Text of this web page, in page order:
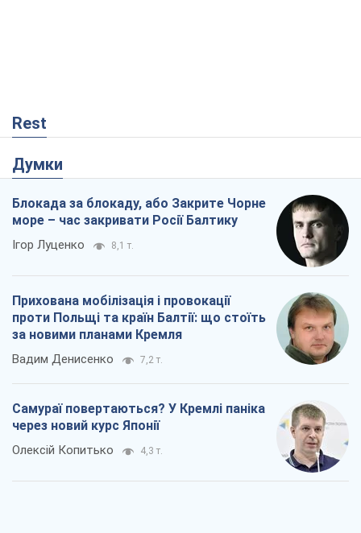
Rest
Думки
Блокада за блокаду, або Закрите Чорне
море – час закривати Росії Балтику
Ігор Луценко 8,1 т.
Прихована мобілізація і провокації
проти Польщі та країн Балтії: що стоїть
за новими планами Кремля
Вадим Денисенко 7,2 т.
Самураї повертаються? У Кремлі паніка
через новий курс Японії
Олексій Копитько 4,3 т.